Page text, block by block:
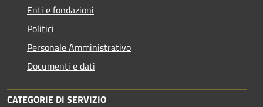
Enti e fondazioni
Politici
Personale Amministrativo
Documenti e dati
CATEGORIE DI SERVIZIO